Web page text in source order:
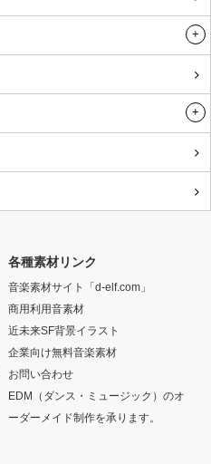
各種素材リンク
音楽素材サイト「d-elf.com」
商用利用音素材
近未来SF背景イラスト
企業向け無料音楽素材
お問い合わせ
EDM（ダンス・ミュージック）のオ
ーダーメイド制作を承ります。